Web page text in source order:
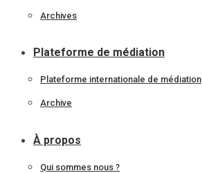
Archives
Plateforme de médiation
Plateforme internationale de médiation
Archive
À propos
Qui sommes nous ?